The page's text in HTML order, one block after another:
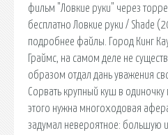
фильм "Ловкие руки" через
бесплатно Ловкие руки / Shade
подробнее файлы. Город Кинг
Граймс, на самом деле не
образом отдал дань уважения
Сорвать крупный куш в
этого нужна многоходовая
задумал невероятное: большую